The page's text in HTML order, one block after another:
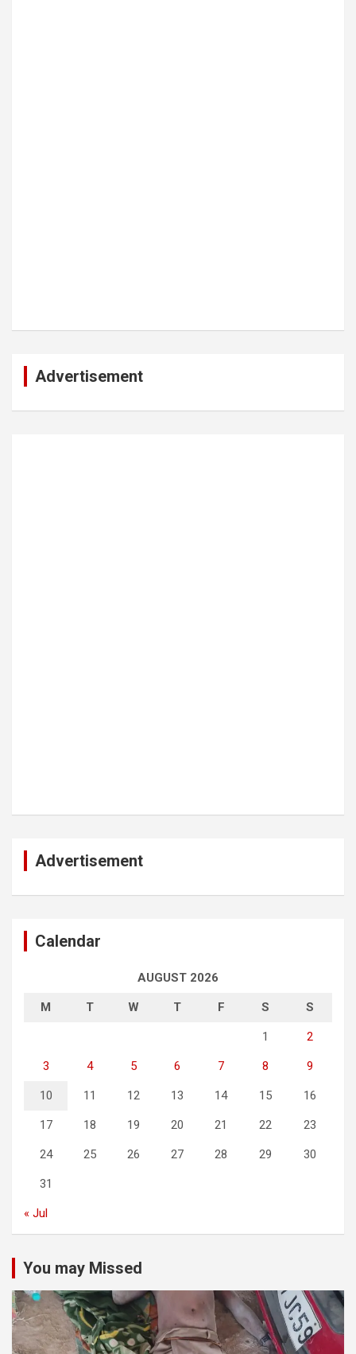
Advertisement
Advertisement
Calendar
AUGUST 2026
M T W T F S S
1 2
3 4 5 6 7 8 9
10 11 12 13 14 15 16
17 18 19 20 21 22 23
24 25 26 27 28 29 30
31
« Jul
You may Missed